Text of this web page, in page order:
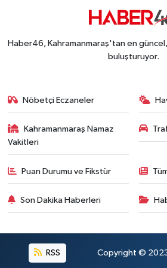
Kahramanmaraş'ta Zehir
Kahramanmaraş'ta
13:55 |Kahramanmaraş'ta 45
13:53 |KAFUM'da Rock Gecesi!
13:27 |Kahramanmaraş-Göksun
Haber46, Kahramanmaraş'tan en güncel,
buluşturuyor.
Nöbetçi Eczaneler
Kahramanmaraş Namaz
Vakitleri
Puan Durumu ve Fikstür
Son Dakika Haberleri
RSS Copyright © 2023.